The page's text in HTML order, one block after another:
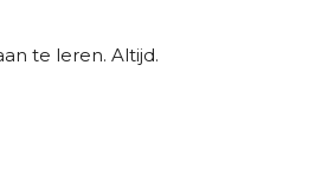
te leren. Altijd.